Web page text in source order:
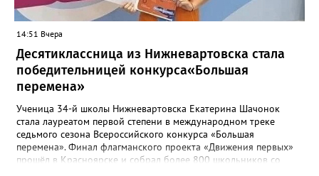
14:51 Вчера
Десятиклассница из Нижневартовска стала
победительницей конкурса«Большая
перемена»
Ученица 34-й школы Нижневартовска Екатерина Шачонок
стала лауреатом первой степени в международном треке
седьмого сезона Всероссийского конкурса «Большая
перемена». Финал флагманского проекта «Движения первых»
прошёл в Красноярске и собрал более 800 школьников со